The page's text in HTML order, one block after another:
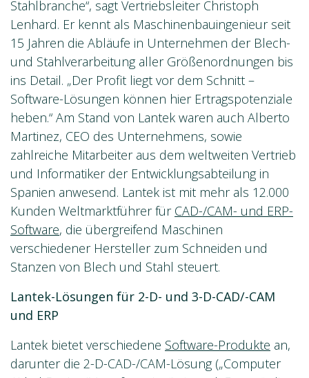
Stahlbranche“, sagt Vertriebsleiter Christoph
Lenhard. Er kennt als Maschinenbauingenieur seit
15 Jahren die Abläufe in Unternehmen der Blech-
und Stahlverarbeitung aller Größenordnungen bis
ins Detail. „Der Profit liegt vor dem Schnitt –
Software-Lösungen können hier Ertragspotenziale
heben.“ Am Stand von Lantek waren auch Alberto
Martinez, CEO des Unternehmens, sowie
zahlreiche Mitarbeiter aus dem weltweiten Vertrieb
und Informatiker der Entwicklungsabteilung in
Spanien anwesend. Lantek ist mit mehr als 12.000
Kunden Weltmarktführer für CAD-/CAM- und ERP-
Software, die übergreifend Maschinen
verschiedener Hersteller zum Schneiden und
Stanzen von Blech und Stahl steuert.
Lantek-Lösungen für 2-D- und 3-D-CAD/-CAM
und ERP
Lantek bietet verschiedene Software-Produkte an,
darunter die 2-D-CAD-/CAM-Lösung („Computer